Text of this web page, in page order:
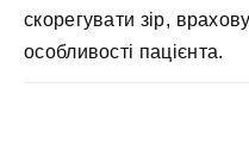
скорегувати зір,
особливості пацієнта.